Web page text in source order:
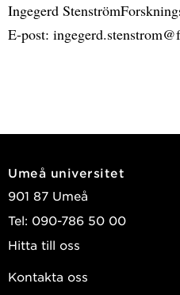
Ingegerd
E-post:
Umeå universitet
901 87 Umeå
Tel: 090-786 50 00
Hitta till oss
Kontakta oss